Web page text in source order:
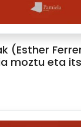
(Esther
moztu eta